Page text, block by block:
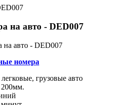
на авто - DED007
номера
легковые, грузовые авто